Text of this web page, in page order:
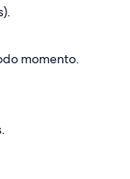
momento.